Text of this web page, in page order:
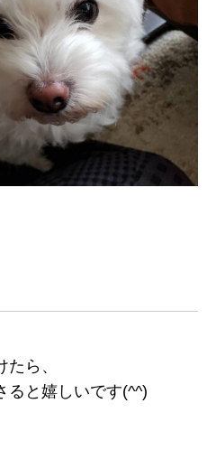
たら、
ると嬉しいです(^^)